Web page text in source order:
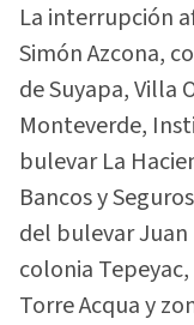
La interrupción
Simón Azcona,
de Suyapa, Villa
Monteverde,
bulevar La
Bancos y
del bulevar Juan
colonia
Torre Acqua y